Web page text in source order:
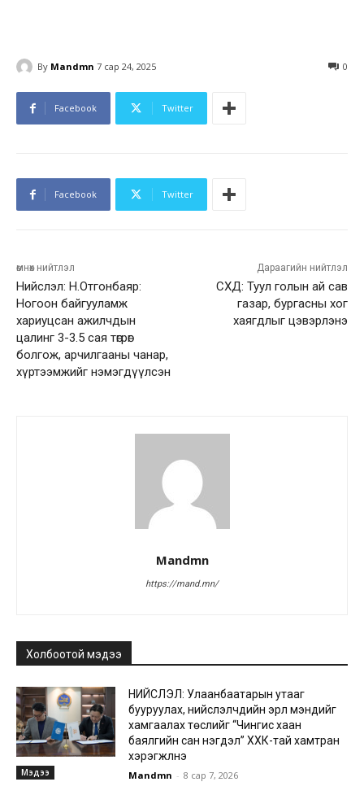
By Mandmn 7 сар 24, 2025 0
Facebook Twitter
Facebook Twitter
өмнөх нийтлэл
Нийслэл: Н.Отгонбаяр:
Ногоон байгууламж
хариуцсан ажилчдын
цалинг 3-3.5 сая төгрөг
болгож, арчилгааны чанар,
хүртээмжийг нэмэгдүүлсэн
Дараагийн нийтлэл
СХД: Туул голын ай сав
газар, бургасны хог
хаягдлыг цэвэрлэнэ
Mandmn
https://mand.mn/
Холбоотой мэдээ
Мэдээ
НИЙСЛЭЛ: Улаанбаатарын утааг
бууруулах, нийслэлчүүдийн эрүүл мэндийг
хамгаалах төслийг “Чингис хаан
баялгийн сан нэгдэл” ХХК-тай хамтран
хэрэгжүүлнэ
Mandmn - 8 сар 7, 2026